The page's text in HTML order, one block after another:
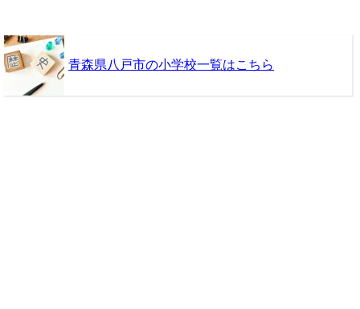
青森県八戸市の小学校一覧はこちら